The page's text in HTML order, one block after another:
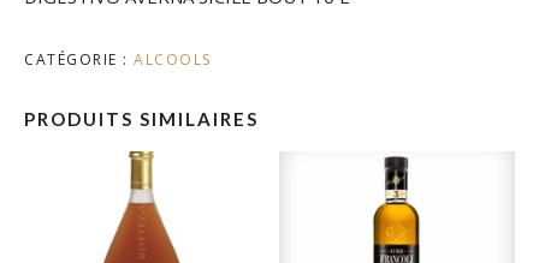
CATÉGORIE : ALCOOLS
PRODUITS SIMILAIRES